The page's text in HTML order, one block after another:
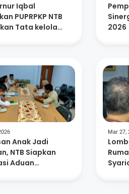
Iqbal
PUPRPKP NTB
Tata kelola
2026
Anak Jadi
NTB Siapkan
Aduan
Mar 27,